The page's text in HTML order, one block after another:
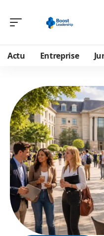
Actu Entreprise